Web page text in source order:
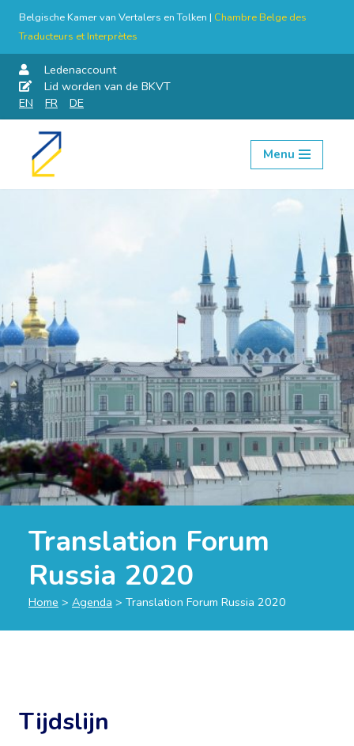
Belgische Kamer van Vertalers en Tolken | Chambre Belge des
Traducteurs et Interprètes
Ledenaccount
Lid worden van de BKVT
EN
FR DE
Skip
Menu
Translation Forum
Russia 2020
Home > Agenda > Translation Forum Russia 2020
Tijdslijn